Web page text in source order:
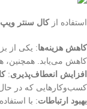
استفاده ازکال سنتر ویپ
کاهش هزینه‌ها: یکی از
کاهش می‌یابد. همچنین،
افزایش انعطاف‌پذیری:
کسب‌وکارهایی که در
بهبود ارتباطات: با